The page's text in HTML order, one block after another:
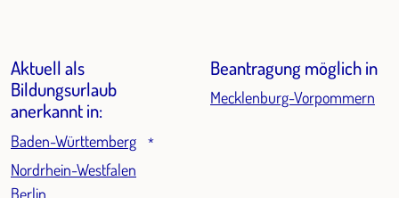
Modular Therapy Course. 2025 schloss sie außerdem eine
Ausbildung zur zertifizierten Ernährungsberaterin erfolgreich
Herzensangelegenheit: Mit viel Engagement und Fachwissen
gibt sie ihr Wissen regelmäßig in Seminaren und Workshops
Aktuell als
Bildungsurlaub
anerkannt in:
Baden-Württemberg *
Nordrhein-Westfalen
Berlin
Beantragung möglich in
Mecklenburg-Vorpommern